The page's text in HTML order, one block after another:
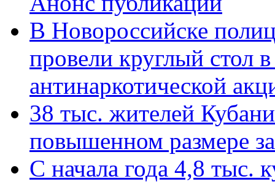
В Новороссийске
провели круглый стол
антинаркотической
38 тыс. жителей
повышенном размере
С начала года 4,8 тыс.